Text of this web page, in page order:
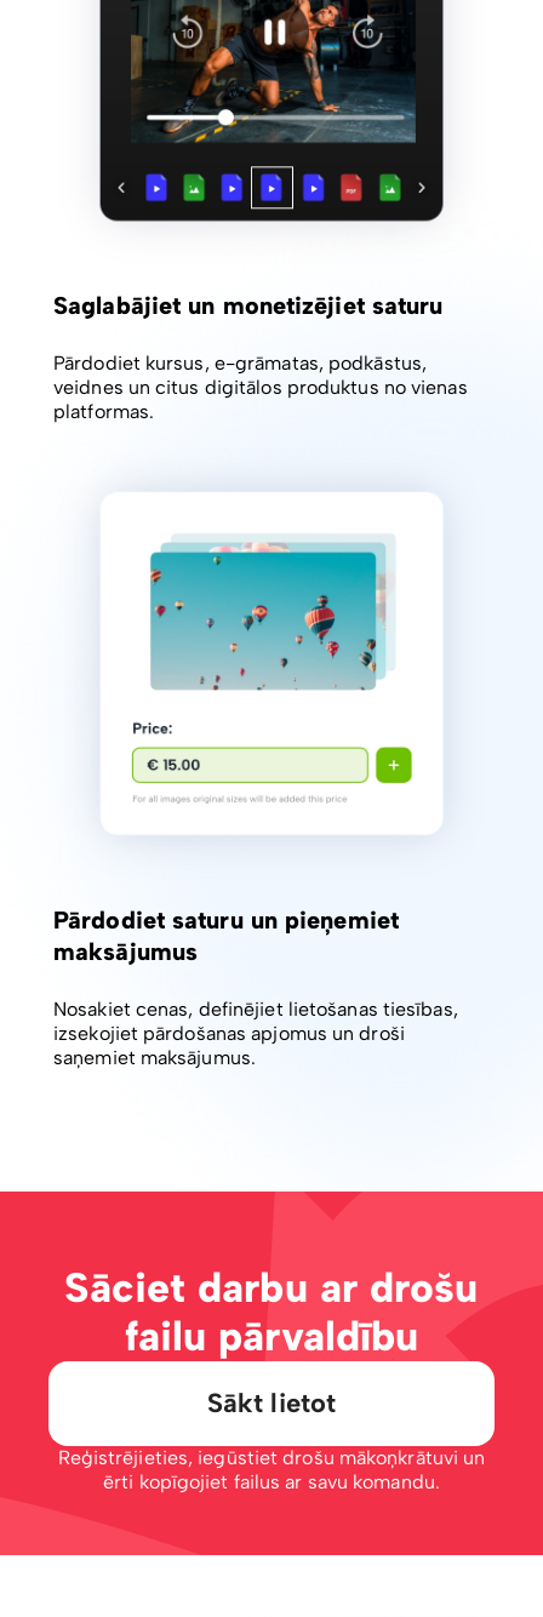
Saglabājiet un monetizējiet saturu
Pārdodiet kursus, e-grāmatas, podkāstus,
veidnes un citus digitālos produktus no vienas
platformas.
Pārdodiet saturu un pieņemiet
maksājumus
Nosakiet cenas, definējiet lietošanas tiesības,
izsekojiet pārdošanas apjomus un droši
saņemiet maksājumus.
Sāciet darbu ar drošu
failu pārvaldību
Sākt lietot
Reģistrējieties, iegūstiet drošu mākoņkrātuvi un
ērti kopīgojiet failus ar savu komandu.